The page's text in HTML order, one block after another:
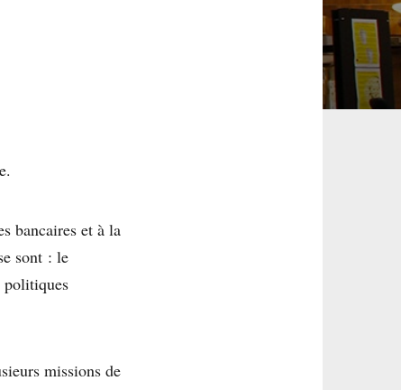
bancaires et à la
sont : le
politiques
missions de